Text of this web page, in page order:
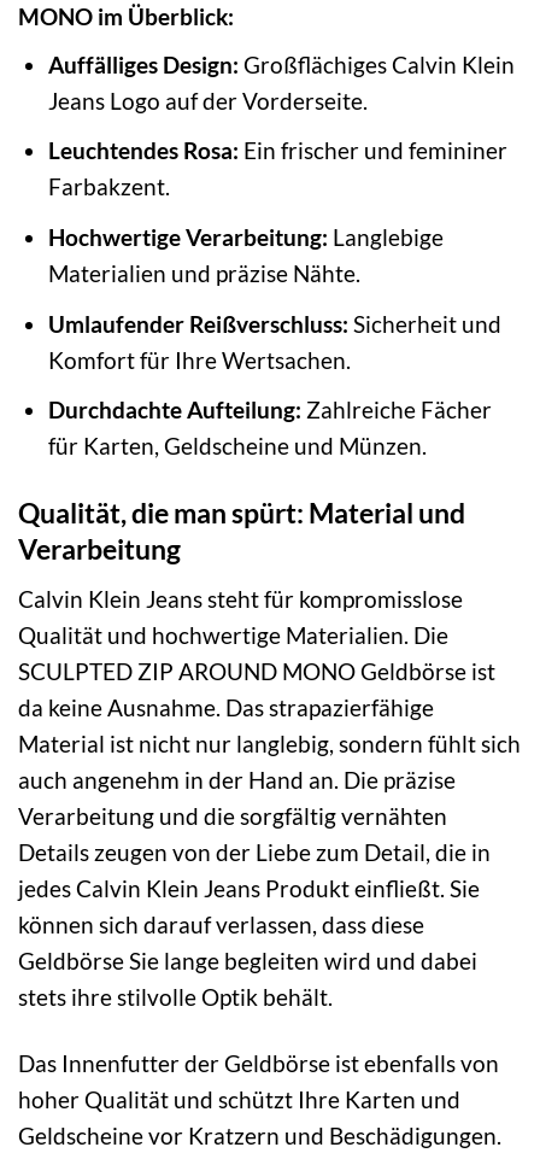
MONO im Überblick:
Auffälliges Design: Großflächiges Calvin Klein
Jeans Logo auf der Vorderseite.
Leuchtendes Rosa: Ein frischer und femininer
Farbakzent.
Hochwertige Verarbeitung: Langlebige
Materialien und präzise Nähte.
Umlaufender Reißverschluss: Sicherheit und
Komfort für Ihre Wertsachen.
Durchdachte Aufteilung: Zahlreiche Fächer
für Karten, Geldscheine und Münzen.
Qualität, die man spürt: Material und
Verarbeitung
Calvin Klein Jeans steht für kompromisslose
Qualität und hochwertige Materialien. Die
SCULPTED ZIP AROUND MONO Geldbörse ist
da keine Ausnahme. Das strapazierfähige
Material ist nicht nur langlebig, sondern fühlt sich
auch angenehm in der Hand an. Die präzise
Verarbeitung und die sorgfältig vernähten
Details zeugen von der Liebe zum Detail, die in
jedes Calvin Klein Jeans Produkt einfließt. Sie
können sich darauf verlassen, dass diese
Geldbörse Sie lange begleiten wird und dabei
stets ihre stilvolle Optik behält.
Das Innenfutter der Geldbörse ist ebenfalls von
hoher Qualität und schützt Ihre Karten und
Geldscheine vor Kratzern und Beschädigungen.